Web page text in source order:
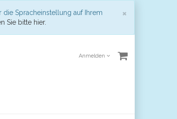
×
Spracheinstellung auf Ihrem
Sie bitte hier.
Anmelden